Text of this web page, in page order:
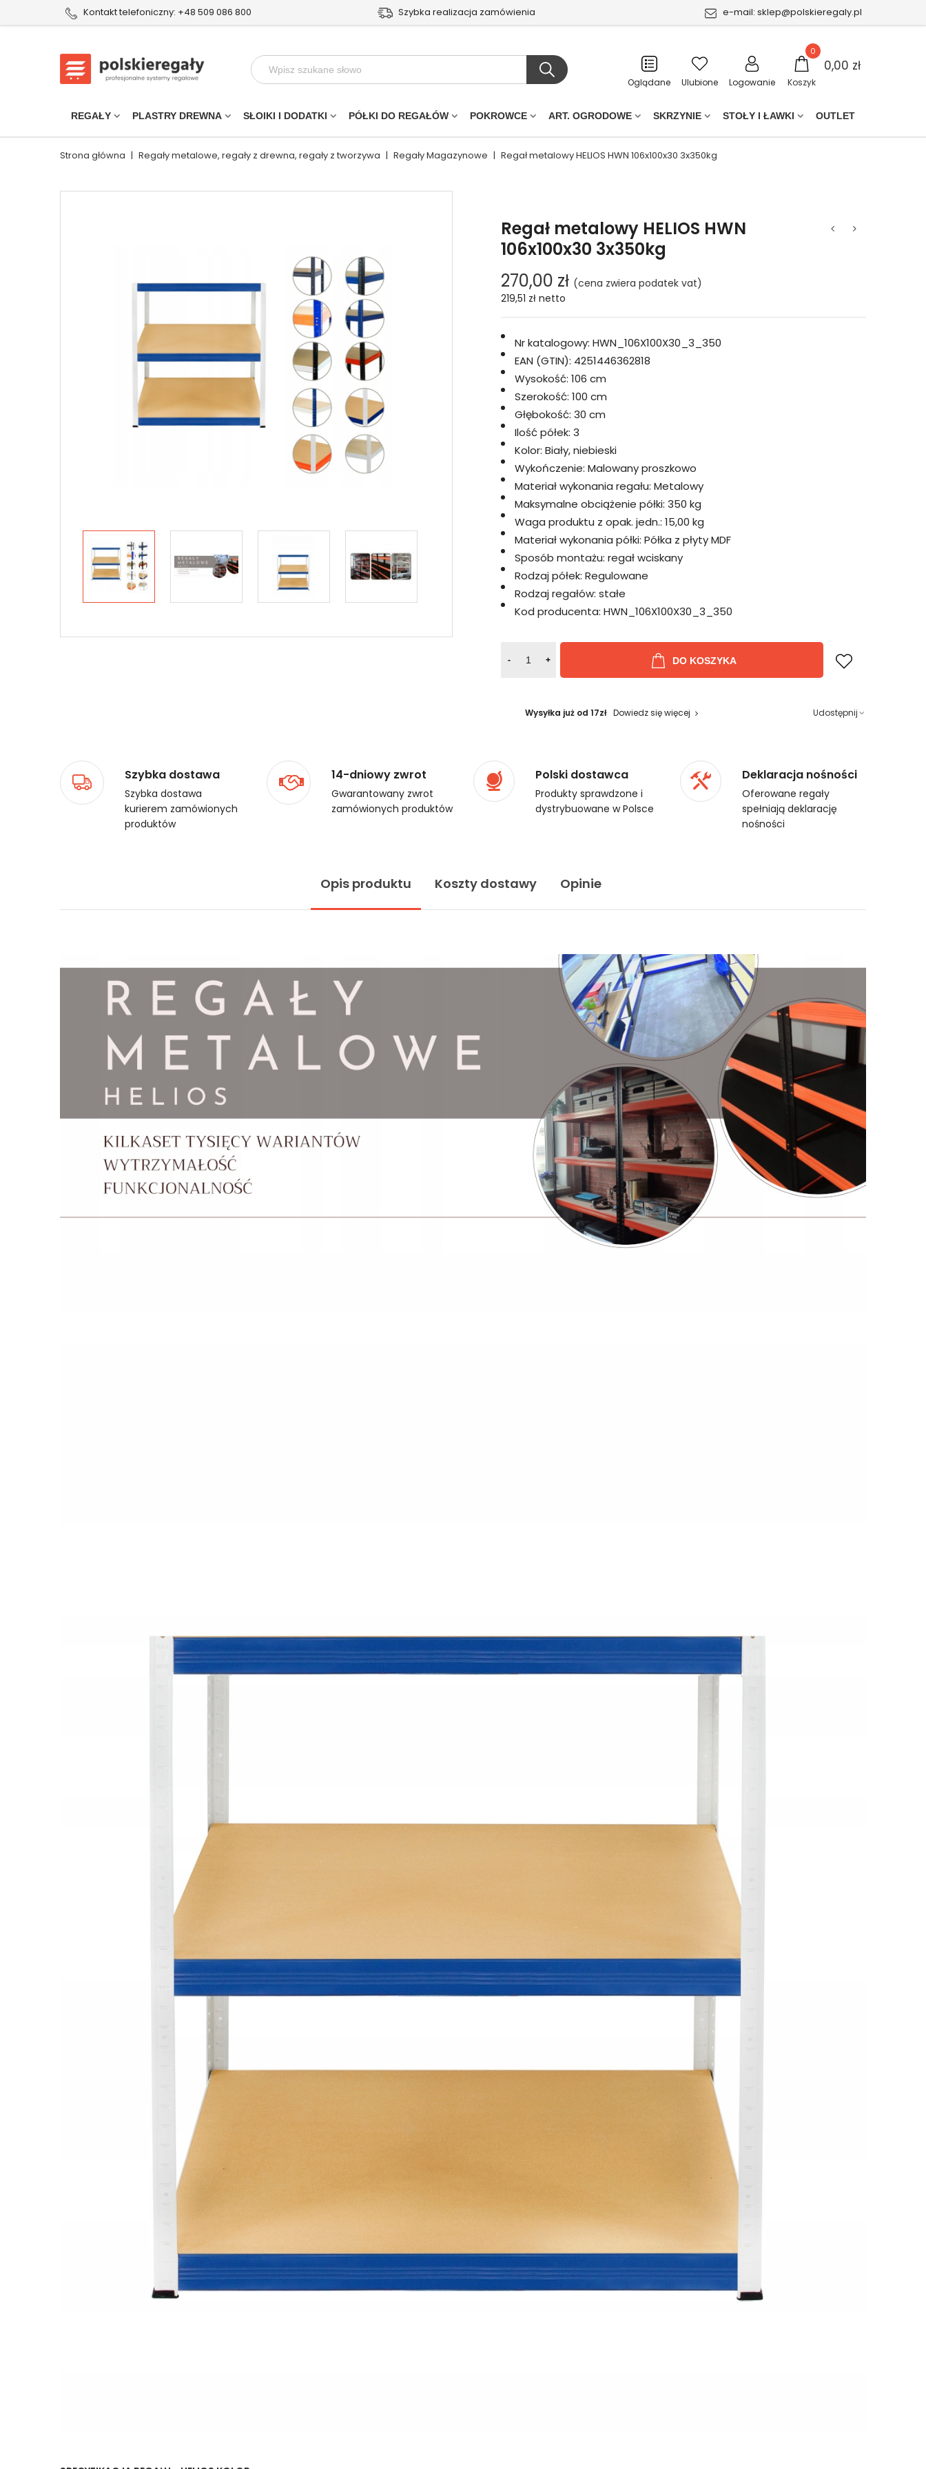
Kontakt telefoniczny: +48 509 086 800 Szybka realizacja zamówienia e-mail: sklep@polskieregaly.pl
Oglądane Ulubione Logowanie Koszyk
0
0,00 zł
REGAŁY PLASTRY DREWNA SŁOIKI I DODATKI PÓŁKI DO REGAŁÓW POKROWCE ART. OGRODOWE SKRZYNIE STOŁY I ŁAWKI OUTLET
Strona główna | Regały metalowe, regały z drewna, regały z tworzywa | Regały Magazynowe | Regał metalowy HELIOS HWN 106x100x30 3x350kg
Regał metalowy HELIOS HWN
106x100x30 3x350kg
270,00 zł (cena zwiera podatek vat)
219,51 zł netto
Nr katalogowy: HWN_106X100X30_3_350
EAN (GTIN): 4251446362818
Wysokość: 106 cm
Szerokość: 100 cm
Głębokość: 30 cm
Ilość półek: 3
Kolor: Biały, niebieski
Wykończenie: Malowany proszkowo
Materiał wykonania regału: Metalowy
Maksymalne obciążenie półki: 350 kg
Waga produktu z opak. jedn.: 15,00 kg
Materiał wykonania półki: Półka z płyty MDF
Sposób montażu: regał wciskany
Rodzaj półek: Regulowane
Rodzaj regałów: stałe
Kod producenta: HWN_106X100X30_3_350
- + DO KOSZYKA
Wysyłka już od 17zł Dowiedz się więcej Udostępnij
Szybka dostawa
Szybka dostawa
kurierem zamówionych
produktów
14-dniowy zwrot
Gwarantowany zwrot
zamówionych produktów
Polski dostawca
Produkty sprawdzone i
dystrybuowane w Polsce
Deklaracja nośności
Oferowane regały
spełniają deklarację
nośności
Opis produktu Koszty dostawy Opinie